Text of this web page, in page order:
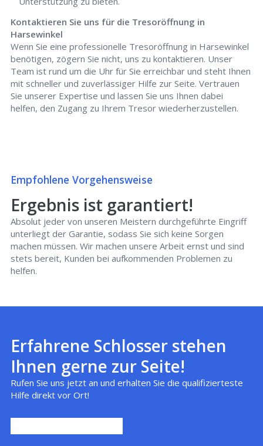
Kontaktieren Sie uns für die Tresoröffnung in
Harsewinkel
Wenn Sie eine professionelle Tresoröffnung in Harsewinkel
benötigen, zögern Sie nicht, uns zu kontaktieren. Unser
Team ist rund um die Uhr für Sie erreichbar und steht Ihnen
mit schneller und zuverlässiger Hilfe zur Seite. Vertrauen
Sie unserer Expertise und lassen Sie uns Ihnen dabei
helfen, den Zugang zu Ihrem Tresor wiederherzustellen.
Empfohlene Vorgehensweise
Ergebnis ist garantiert!
Absolut jeder von unseren Meistern durchgeführte Eingriff
unterliegt der Garantie, sodass Sie sich keine Sorgen
machen müssen. Wir machen unsere Arbeit ernst und sind
stets bereit, Kunden bei aufkommenden Problemen zu
helfen.
Erfahrene Schlosser stehen
Ihnen gerne zur Seite!
Rufen Sie uns jetzt an und erhalten Sie die qualifizierteste
Hilfe direkt vor Ort!